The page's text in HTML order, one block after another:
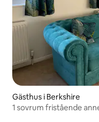
Gästhus i Berkshire
1 sovrum fristående